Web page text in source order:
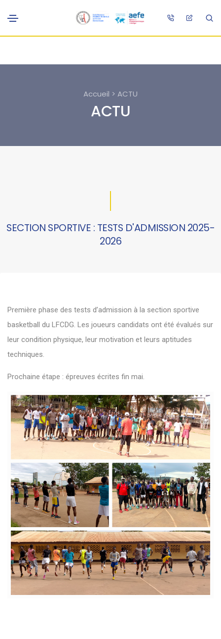
Accueil > ACTU
ACTU
SECTION SPORTIVE : TESTS D'ADMISSION 2025-
2026
Première phase des tests d’admission à la section sportive
basketball du LFCDG. Les joueurs candidats ont été évalués sur
leur condition physique, leur motivation et leurs aptitudes
techniques.
Prochaine étape : épreuves écrites fin mai.